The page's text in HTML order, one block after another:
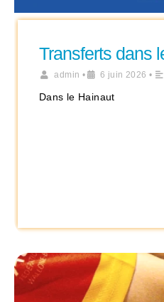
Transferts dans
admin • 6 juin 2026 •
Dans le Hainaut